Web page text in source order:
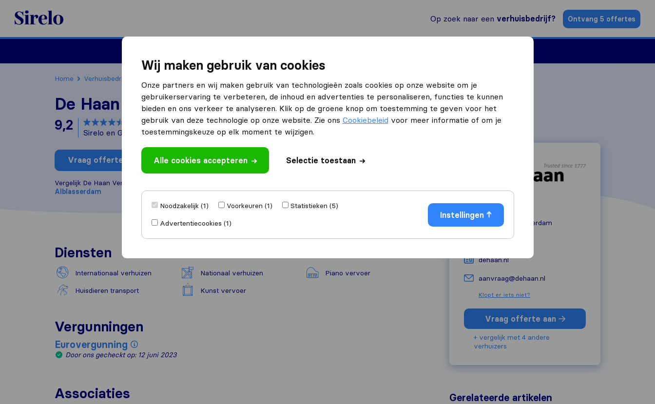
Sirelo.nl
Op zoek naar een verhuisbedrijf? Ontvang 5 offertes
Home Verhuisbedrijven
De Haan Verhuizingen
9,2 gebaseerd op151
Sirelo en Google reviews
i
Vraag offerte aan Schrijf beoordeling
Vergelijk De Haan Verhuizingen met andere
Alblasserdam
Wat klanten zeggen
Professioneel (16)
Prijs (9)
Communicatie (2)
Diensten
Internationaal verhuizen Nationaal verhuizen
Piano vervoer
Huisdieren transport
Kunst vervoer
Vergunningen
Eurovergunning
Door ons gecheckt op: 12 juni 2023
Associaties
Edisonweg 18
2952 AD
Alblasserdam
078 692 0333
dehaan.nl
aanvraag@dehaan.nl
Klopt er iets niet?
Vraag offerte aan
+ vergelijk met 4 andere
verhuizers
Gerelateerde artikelen
Wij maken gebruik van cookies
Onze partners en wij maken gebruik van technologieën zoals cookies op onze website om je
gebruikerservaring te verbeteren, de inhoud en advertenties te personaliseren, functies te kunnen
bieden en ons verkeer te analyseren. Klik op de groene knop om toestemming te geven voor het
gebruik van deze technologie op onze website. Zie ons Cookiebeleid voor meer informatie of om je
toestemmingskeuze op elk moment te wijzigen.
Alle cookies accepteren Selectie toestaan
Noodzakelijk (1) Voorkeuren (1)
Statistieken (5)
Advertentiecookies (1)
Instellingen